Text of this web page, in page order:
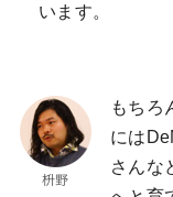
います。
もちろ
には
さんな